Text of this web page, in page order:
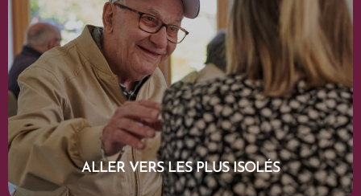
ALLER VERS LES PLUS ISOLÉS
EN SAVOIR PLUS